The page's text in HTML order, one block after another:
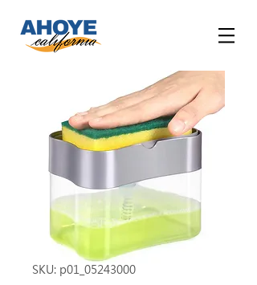
SKU: p01_05243000